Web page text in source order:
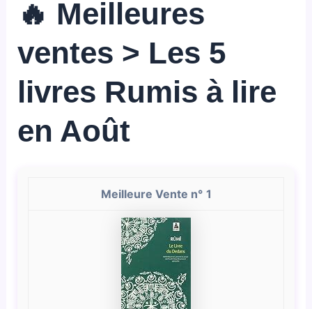
🔥 Meilleures
ventes > Les 5
livres Rumis à lire
en Août
1